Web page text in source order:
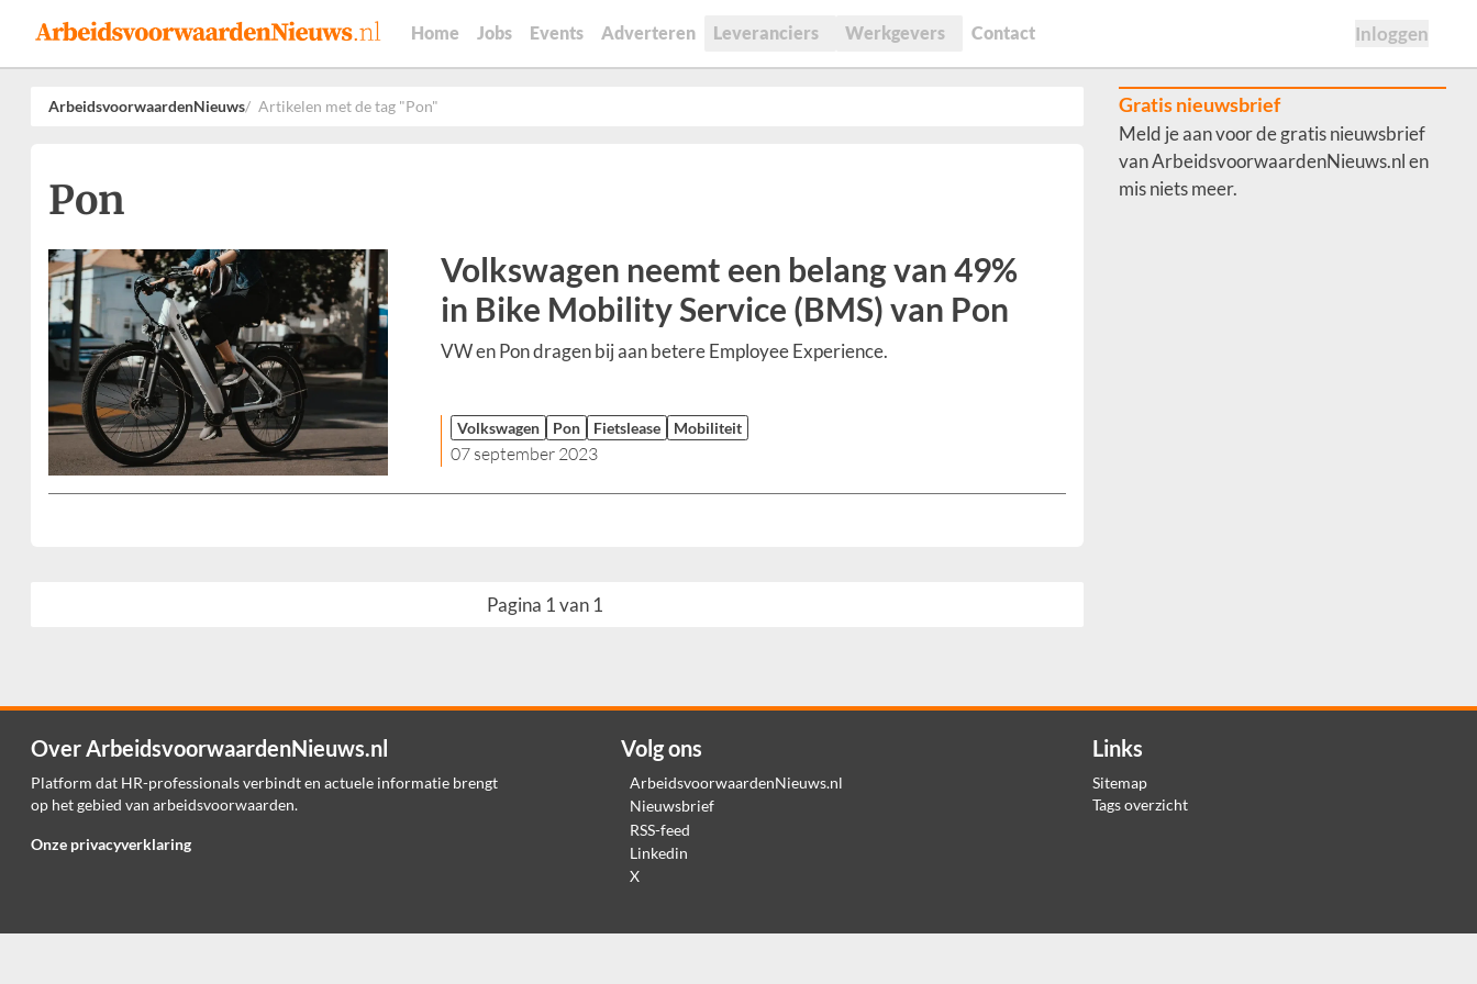
Home Jobs Events Adverteren Leveranciers Werkgevers Contact Inloggen
ArbeidsvoorwaardenNieuws Artikelen met de tag "Pon"
Pon
Volkswagen neemt een belang van 49%
in Bike Mobility Service (BMS) van Pon
VW en Pon dragen bij aan betere Employee Experience.
Volkswagen Pon Fietslease Mobiliteit
07 september 2023
Pagina 1 van 1
Gratis nieuwsbrief
Meld je aan voor de gratis nieuwsbrief
van ArbeidsvoorwaardenNieuws.nl en
mis niets meer.
Over ArbeidsvoorwaardenNieuws.nl
Platform dat HR-professionals verbindt en actuele informatie brengt
op het gebied van arbeidsvoorwaarden.
Onze privacyverklaring
Volg ons
ArbeidsvoorwaardenNieuws.nl
Nieuwsbrief
RSS-feed
Linkedin
X
Links
Sitemap
Tags overzicht